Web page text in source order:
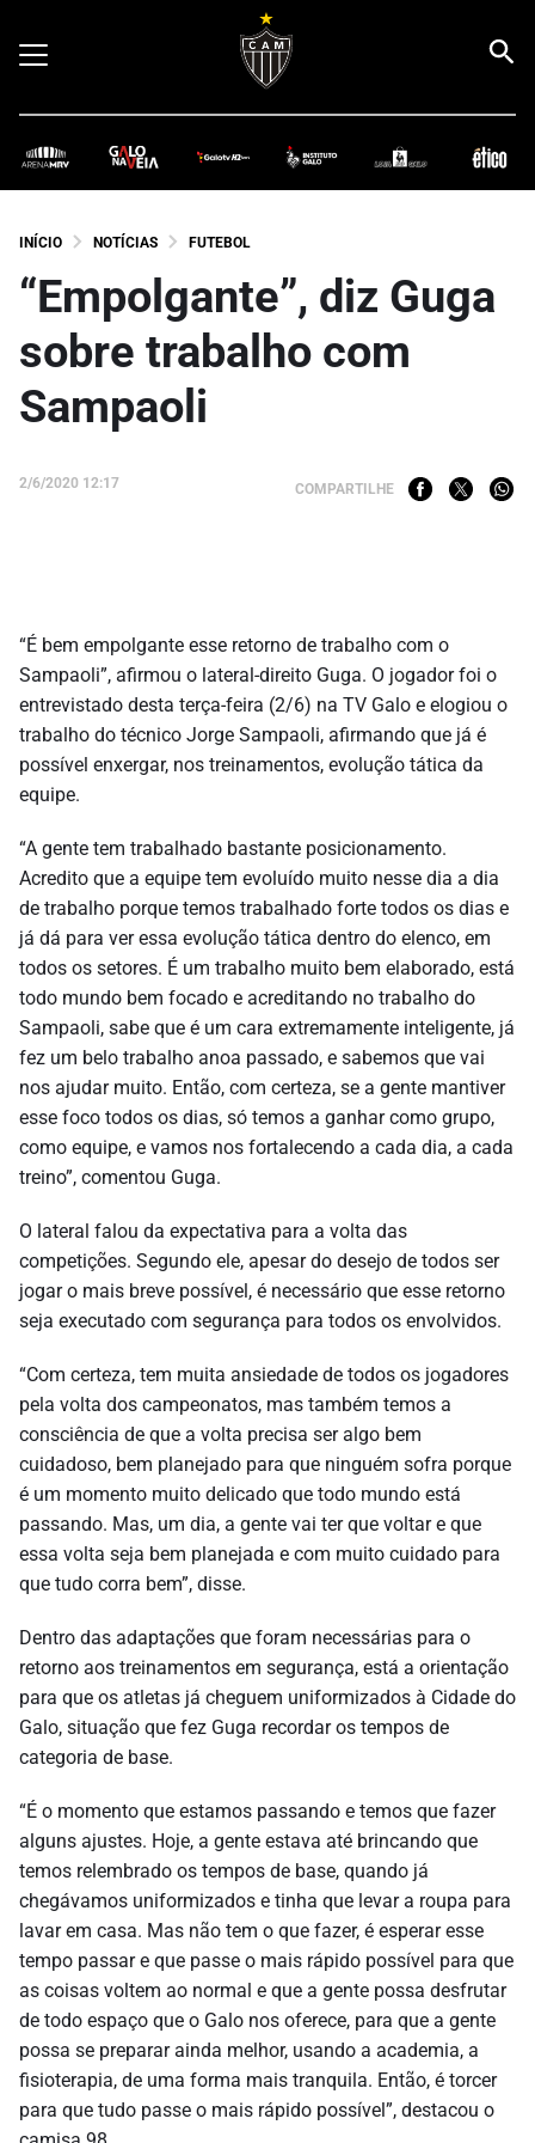
INÍCIO NOTÍCIAS FUTEBOL
“Empolgante”, diz Guga
sobre trabalho com
Sampaoli
2/6/2020 12:17 COMPARTILHE
“É bem empolgante esse retorno de trabalho com o
Sampaoli”, afirmou o lateral-direito Guga. O jogador foi o
entrevistado desta terça-feira (2/6) na TV Galo e elogiou o
trabalho do técnico Jorge Sampaoli, afirmando que já é
possível enxergar, nos treinamentos, evolução tática da
equipe.
“A gente tem trabalhado bastante posicionamento.
Acredito que a equipe tem evoluído muito nesse dia a dia
de trabalho porque temos trabalhado forte todos os dias e
já dá para ver essa evolução tática dentro do elenco, em
todos os setores. É um trabalho muito bem elaborado, está
todo mundo bem focado e acreditando no trabalho do
Sampaoli, sabe que é um cara extremamente inteligente, já
fez um belo trabalho anoa passado, e sabemos que vai
nos ajudar muito. Então, com certeza, se a gente mantiver
esse foco todos os dias, só temos a ganhar como grupo,
como equipe, e vamos nos fortalecendo a cada dia, a cada
treino”, comentou Guga.
O lateral falou da expectativa para a volta das
competições. Segundo ele, apesar do desejo de todos ser
jogar o mais breve possível, é necessário que esse retorno
seja executado com segurança para todos os envolvidos.
“Com certeza, tem muita ansiedade de todos os jogadores
pela volta dos campeonatos, mas também temos a
consciência de que a volta precisa ser algo bem
cuidadoso, bem planejado para que ninguém sofra porque
é um momento muito delicado que todo mundo está
passando. Mas, um dia, a gente vai ter que voltar e que
essa volta seja bem planejada e com muito cuidado para
que tudo corra bem”, disse.
Dentro das adaptações que foram necessárias para o
retorno aos treinamentos em segurança, está a orientação
para que os atletas já cheguem uniformizados à Cidade do
Galo, situação que fez Guga recordar os tempos de
categoria de base.
“É o momento que estamos passando e temos que fazer
alguns ajustes. Hoje, a gente estava até brincando que
temos relembrado os tempos de base, quando já
chegávamos uniformizados e tinha que levar a roupa para
lavar em casa. Mas não tem o que fazer, é esperar esse
tempo passar e que passe o mais rápido possível para que
as coisas voltem ao normal e que a gente possa desfrutar
de todo espaço que o Galo nos oferece, para que a gente
possa se preparar ainda melhor, usando a academia, a
fisioterapia, de uma forma mais tranquila. Então, é torcer
para que tudo passe o mais rápido possível”, destacou o